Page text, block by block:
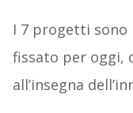
I 7 progetti
fissato per oggi,
all’insegna